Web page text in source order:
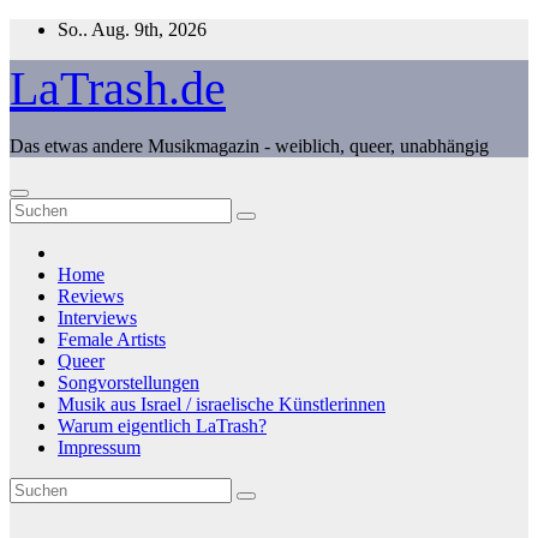
Zum
springen
So.. Aug. 9th, 2026
LaTrash.de
Das etwas andere Musikmagazin - weiblich, queer, unabhängig
Home
Reviews
Interviews
Female Artists
Queer
Songvorstellungen
Musik aus Israel / israelische Künstlerinnen
Warum eigentlich LaTrash?
Impressum